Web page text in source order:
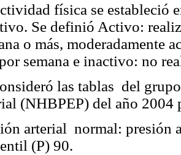
física se estableció
Se definió Activo:
o más, moderadamente
semana e inactivo: no
las tablas del
(NHBPEP) del año 2004
arterial normal: presión
(P) 90.